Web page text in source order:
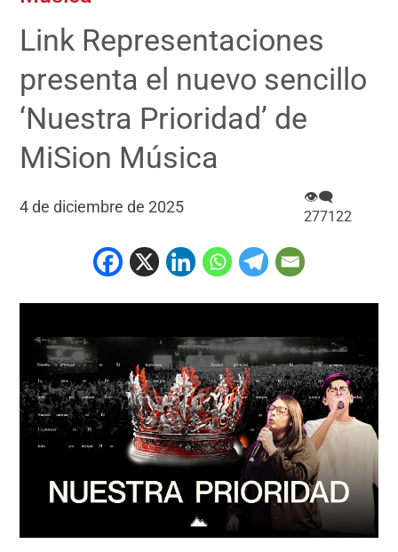
Link Representaciones
presenta el nuevo sencillo
‘Nuestra Prioridad’ de
MiSion Música
4 de diciembre de 2025
👁‍🗨
277122